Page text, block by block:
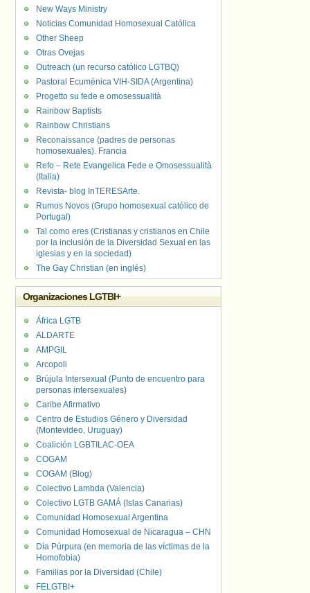
New Ways Ministry
Noticias Comunidad Homosexual Católica
Other Sheep
Otras Ovejas
Outreach (un recurso católico LGTBQ)
Pastoral Ecuménica VIH-SIDA (Argentina)
Progetto su fede e omosessualità
Rainbow Baptists
Rainbow Christians
Reconaissance (padres de personas
homosexuales). Francia
Refo – Rete Evangelica Fede e Omosessualità
(Italia)
Revista- blog InTERESArte.
Rumos Novos (Grupo homosexual católico de
Portugal)
Tal como eres (Cristianas y cristianos en Chile
por la inclusión de la Diversidad Sexual en las
iglesias y en la sociedad)
The Gay Christian (en inglés)
Organizaciones LGTBI+
África LGTB
ALDARTE
AMPGIL
Arcopoli
Brújula Intersexual (Punto de encuentro para
personas intersexuales)
Caribe Afirmativo
Centro de Estudios Género y Diversidad
(Montevideo, Uruguay)
Coalición LGBTILAC-OEA
COGAM
COGAM (Blog)
Colectivo Lambda (Valencia)
Colectivo LGTB GAMÁ (Islas Canarias)
Comunidad Homosexual Argentina
Comunidad Homosexual de Nicaragua – CHN
Día Púrpura (en memoria de las víctimas de la
Homofobia)
Familias por la Diversidad (Chile)
FELGTBI+